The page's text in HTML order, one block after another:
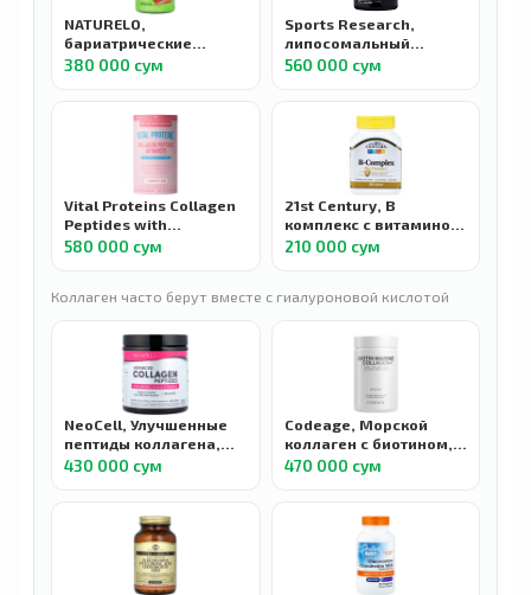
NATURELO,
бариатрические
мультивитамины с
железом, 60
380 000 сум
Sports Research,
липосомальный
витамин C, 1000 мг 180
растительных капсул
560 000 сум
Vital Proteins Collagen
Peptides with
Hyaluronic Acid and
Vitamin C, Пептиды
гиалуроновй кислотой
вкусом клубники и
лимона, 299 г
580 000 сум
21st Century, В
комплекс с витамином
C, 100 таблеток
210 000 сум
Коллаген часто берут вместе с гиалуроновой кислотой
NeoCell, Улучшенные
пептиды коллагена,
гиалуроновая кислота
и витамин C, с
430 000 сум
Codeage, Морской
коллаген с биотином,
гиалуроновая кислота,
120 капсул
470 000 сум